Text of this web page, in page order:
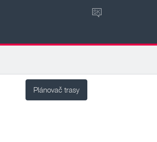
SK
Plánovač trasy